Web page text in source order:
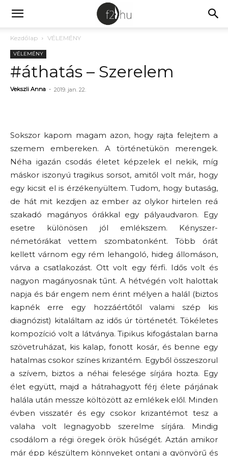
Kezdőlap VÉLEMÉNY
VÉLEMÉNY
#áthatás – Szerelem
Vekszli Anna - 2019. jan. 22.
Sokszor kapom magam azon, hogy rajta felejtem a
szemem embereken. A történetükön merengek.
Néha igazán csodás életet képzelek el nekik, míg
máskor iszonyú tragikus sorsot, amitől volt már, hogy
egy kicsit el is érzékenyültem. Tudom, hogy butaság,
de hát mit kezdjen az ember az olykor hirtelen reá
szakadó magányos órákkal egy pályaudvaron. Egy
esetre különösen jól emlékszem. Kényszer-
németórákat vettem szombatonként. Több órát
kellett várnom egy rém lehangoló, hideg állomáson,
várva a csatlakozást. Ott volt egy férfi. Idős volt és
nagyon magányosnak tűnt. A hétvégén volt halottak
napja és bár engem nem érint mélyen a halál (biztos
kapnék erre egy hozzáértőtől valami szép kis
diagnózist) kitaláltam az idős úr történetét. Tökéletes
kompozíció volt a látványa. Tipikus kifogástalan barna
szövetruházat, kis kalap, fonott kosár, és benne egy
hatalmas csokor színes krizantém. Egyből összeszorul
a szívem, biztos a néhai felesége sírjára hozta. Egy
élet együtt, majd a hátrahagyott férj élete párjának
halála után messze költözött az emlékek elől. Minden
évben visszatér és egy csokor krizantémot tesz a
valaha volt legnagyobb szerelme sírjára. Mindig
csodálom a régi öregek örök hűségét. Aztán amikor
már épp készültem könnyeket ontani a gyönyörű és